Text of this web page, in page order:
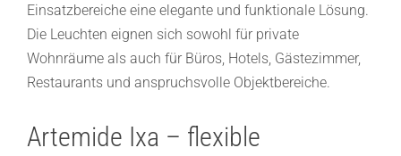
Einsatzbereiche eine elegante und funktionale Lösung.
Die Leuchten eignen sich sowohl für private
Wohnräume als auch für Büros, Hotels, Gästezimmer,
Restaurants und anspruchsvolle Objektbereiche.
Artemide Ixa – flexible